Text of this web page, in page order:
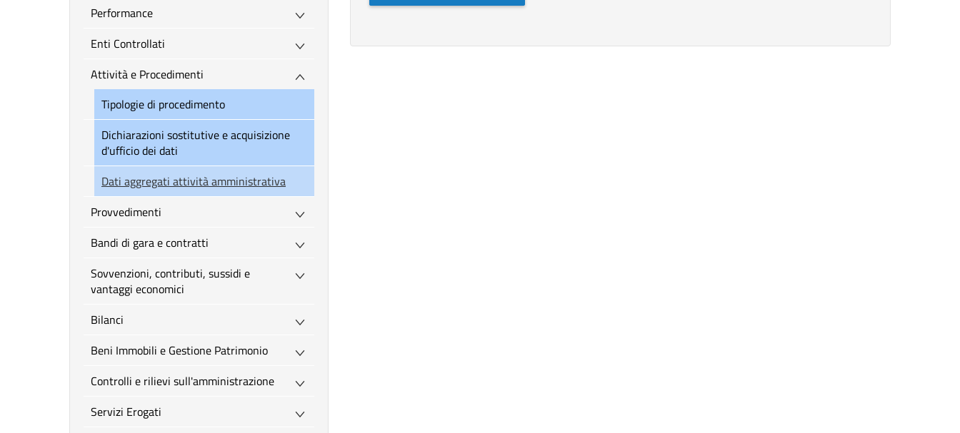
Performance
Enti Controllati
Attività e Procedimenti
Tipologie di procedimento
Dichiarazioni sostitutive e acquisizione
d'ufficio dei dati
Dati aggregati attività amministrativa
Provvedimenti
Bandi di gara e contratti
Sovvenzioni, contributi, sussidi e
vantaggi economici
Bilanci
Beni Immobili e Gestione Patrimonio
Controlli e rilievi sull'amministrazione
Servizi Erogati